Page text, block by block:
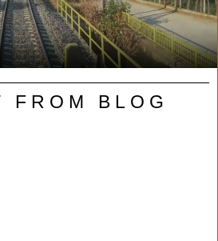
FROM BLOG